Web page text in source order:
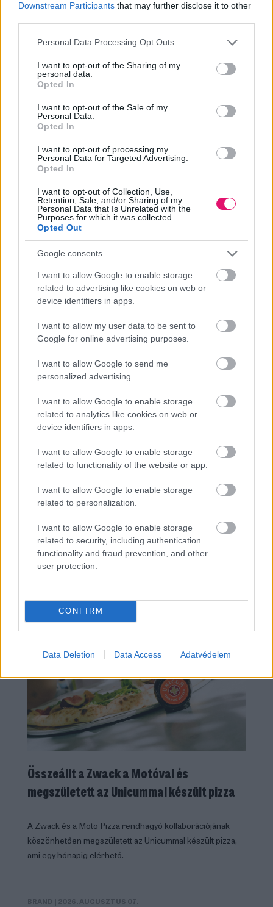
Downstream Participants that may further disclose it to other
Please note that this website/app uses one or more Google
not limited to your visit or usage behaviour. You may click to
grant or deny consent to Google and its third-party tags to
use your data for below specified purposes in below Google
consent section.
Personal Data Processing Opt Outs
I want to opt-out of the Sharing of my
personal data.
Opted In
I want to opt-out of the Sale of my
Personal Data.
Opted In
I want to opt-out of processing my
Personal Data for Targeted Advertising.
Opted In
I want to opt-out of Collection, Use,
Retention, Sale, and/or Sharing of my
Personal Data that Is Unrelated with the
Purposes for which it was collected.
Opted Out
Google consents
I want to allow Google to enable storage
related to advertising like cookies on web or
device identifiers in apps.
I want to allow my user data to be sent to
Google for online advertising purposes.
I want to allow Google to send me
personalized advertising.
I want to allow Google to enable storage
related to analytics like cookies on web or
device identifiers in apps.
I want to allow Google to enable storage
related to functionality of the website or app.
I want to allow Google to enable storage
related to personalization.
I want to allow Google to enable storage
related to security, including authentication
functionality and fraud prevention, and other
user protection.
CONFIRM
Data Deletion Data Access Adatvédelem
Amsterdam betiltotta a húsokhoz és légi utazáshoz
köthető reklámokat
Ők az elsők, akik ilyen radikálisat lépnek a reklámbetiltások kapcsán.
És az oka? Állításuk szerint komolyan veszik a klímacélokat, és
tesznek is értük.
Hirdetés
Összeállt a Zwack a Motóval és
megszületett az Unicummal készült pizza
A Zwack és a Moto Pizza rendhagyó kollaborációjának
köszönhetően megszületett az Unicummal készült pizza,
ami egy hónapig elérhető.
BRAND | 2026. AUGUSZTUS 07.